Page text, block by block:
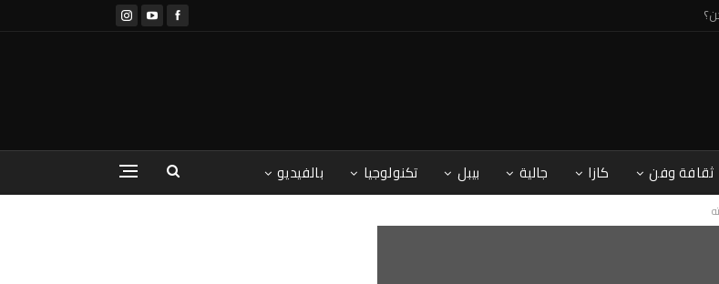
ثقافة وفن كازا جالية بيبل تكنولوجيا بالفيديو